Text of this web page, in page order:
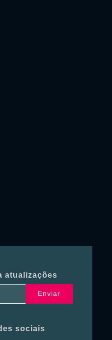
atualizações
Enviar
sociais